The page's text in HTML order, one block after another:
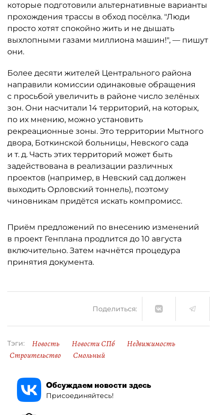
которые подготовили альтернативные варианты
прохождения трассы в обход посёлка. "Люди
просто хотят спокойно жить и не дышать
выхлопными газами миллиона машин!", — пишут
они.
Более десяти жителей Центрального района
направили комиссии одинаковые обращения
с просьбой увеличить в районе число зелёных
зон. Они насчитали 14 территорий, на которых,
по их мнению, можно установить
рекреационные зоны. Это территории Мытного
двора, Боткинской больницы, Невского сада
и т. д. Часть этих территорий может быть
задействована в реализации различных
проектов (например, в Невский сад должен
выходить Орловский тоннель), поэтому
чиновникам придётся искать компромисс.
Приём предложений по внесению изменений
в проект Генплана продлится до 10 августа
включительно. Затем начнётся процедура
принятия документа.
Поделиться:
Тэги: Новость Новости СПб
Недвижимость
Строительство
Смольный
Обсуждаем новости здесь
Присоединяйтесь!